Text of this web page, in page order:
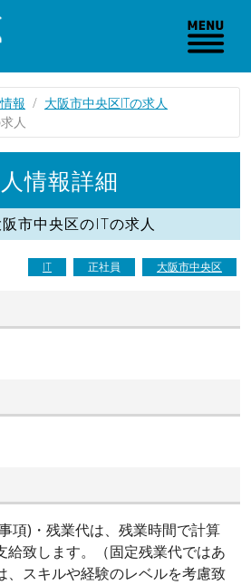
報
大阪市中央区ITの求人
人
情報詳細
市中央区のITの求人
IT 正社員 大阪市中央区
項)・残業代は、残業時間で計算
給致します。（固定残業代ではあ
、スキルや経験のレベルを考慮致